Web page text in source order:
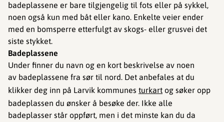
badeplassene er bare tilgjengelig til fots eller på sykkel,
noen også kun med båt eller kano. Enkelte veier ender
med en bomsperre etterfulgt av skogs- eller grusvei det
siste stykket.
Badeplassene
Under finner du navn og en kort beskrivelse av noen
av badeplassene fra sør til nord. Det anbefales at du
klikker deg inn på Larvik kommunes turkart og søker opp
badeplassen du ønsker å besøke der. Ikke alle
badeplasser står oppført, men i det minste kan du da